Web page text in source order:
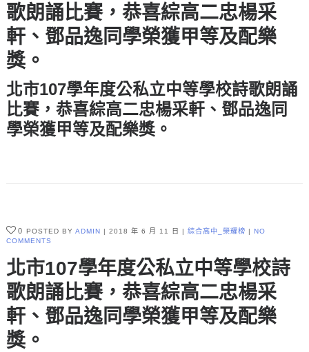
歌朗誦比賽，恭喜綜高二忠楊采
軒、鄧品逸同學榮獲甲等及配樂
獎。
北市107學年度公私立中等學校詩歌朗誦
比賽，恭喜綜高二忠楊采軒、 鄧品逸同
學榮獲甲等及配樂獎。
0 POSTED BY ADMIN 2018 年 6 月 11 日 綜合高中_榮耀榜
NO
COMMENTS
北市107學年度公私立中等學校詩
歌朗誦比賽，恭喜綜高二忠楊采
軒、鄧品逸同學榮獲甲等及配樂
獎。